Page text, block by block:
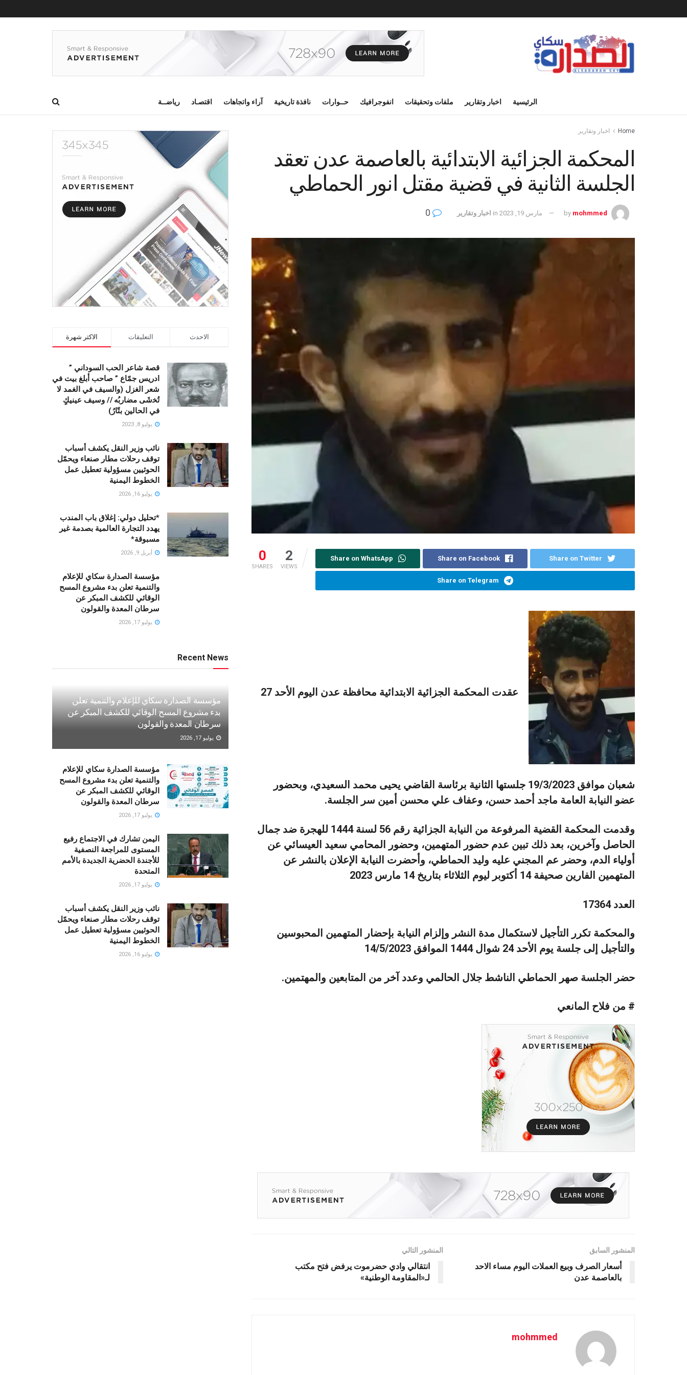
الرئيسية اخبار وتقارير ملفات وتحقيقات انفوجرافيك حــوارات نافذة تاريخية آراء واتجاهات اقتصـاد رياضــة
Home اخبار وتقارير
المحكمة الجزائية الابتدائية بالعاصمة عدن تعقد
الجلسة الثانية في قضية مقتل انور الحماطي
by mohmmed مارس 19, 2023 in اخبار وتقارير
0
SHARES
2
VIEWS
Share on Twitter
Share on Facebook
Share on WhatsApp
Share on Telegram
عقدت المحكمة الجزائية الابتدائية محافظة عدن اليوم الأحد 27
شعبان موافق 19/3/2023 جلستها الثانية برئاسة القاضي يحيى محمد السعيدي، وبحضور
عضو النيابة العامة ماجد أحمد حسن، وعفاف علي محسن أمين سر الجلسة.
وقدمت المحكمة القضية المرفوعة من النيابة الجزائية رقم 56 لسنة 1444 للهجرة ضد جمال
الحاصل وآخرين، بعد ذلك تبين عدم حضور المتهمين، وحضور المحامي سعيد العيسائي عن
أولياء الدم، وحضر عم المجني عليه وليد الحماطي، وأحضرت النيابة الإعلان بالنشر عن
المتهمين الفارين صحيفة 14 أكتوبر ليوم الثلاثاء بتاريخ 14 مارس 2023
العدد 17364
والمحكمة تكرر التأجيل لاستكمال مدة النشر وإلزام النيابة بإحضار المتهمين المحبوسين
والتأجيل إلى جلسة يوم الأحد 24 شوال 1444 الموافق 14/5/2023
حضر الجلسة صهر الحماطي الناشط جلال الحالمي وعدد آخر من المتابعين والمهتمين.
# من فلاح المانعي
المنشور السابق
أسعار الصرف وبيع العملات اليوم مساء الاحد
بالعاصمة عدن
المنشور التالي
انتقالي وادي حضرموت يرفض فتح مكتب
لـ«المقاومة الوطنية»
mohmmed
الاكثر شهرة التعليقات الاحدث
قصة شاعر الحب السوداني ”
ادريس جمّاع ” صاحب أبلغ بيت في
شعر الغزل (وﺍﻟﺴﻴﻒ ﻓﻲ الغمد ﻻ
ﺗُﺨشَى مضاربُه // ﻭﺳﻴﻒ ﻋﻴﻨﻴﻚٍ
ﻓﻲ ﺍﻟﺤﺎﻟﻴﻦ ﺑﺘّﺎﺭُ)
يوليو 8, 2023
نائب وزير النقل يكشف أسباب
توقف رحلات مطار صنعاء ويحمّل
الحوثيين مسؤولية تعطيل عمل
الخطوط اليمنية
يوليو 16, 2026
*تحليل دولي: إغلاق باب المندب
يهدد التجارة العالمية بصدمة غير
مسبوقة*
أبريل 9, 2026
مؤسسة الصدارة سكاي للإعلام
والتنمية تعلن بدء مشروع المسح
الوقائي للكشف المبكر عن
سرطان المعدة والقولون
يوليو 17, 2026
Recent News
مؤسسة الصدارة سكاي للإعلام والتنمية تعلن
بدء مشروع المسح الوقائي للكشف المبكر عن
سرطان المعدة والقولون
يوليو 17, 2026
مؤسسة الصدارة سكاي للإعلام
والتنمية تعلن بدء مشروع المسح
الوقائي للكشف المبكر عن
سرطان المعدة والقولون
يوليو 17, 2026
اليمن تشارك في الاجتماع رفيع
المستوى للمراجعة النصفية
للأجندة الحضرية الجديدة بالأمم
المتحدة
يوليو 17, 2026
نائب وزير النقل يكشف أسباب
توقف رحلات مطار صنعاء ويحمّل
الحوثيين مسؤولية تعطيل عمل
الخطوط اليمنية
يوليو 16, 2026